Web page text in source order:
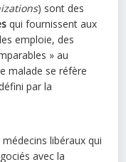
) sont des
qui fournissent aux
emploie, des
» au
malade se réfère
par la
libéraux qui
avec la